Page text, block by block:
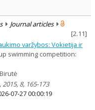
Journal articles
[2.11]
varžybos: Vokietija ir
swimming competition:
8, 165-173
07-27 00:00:19